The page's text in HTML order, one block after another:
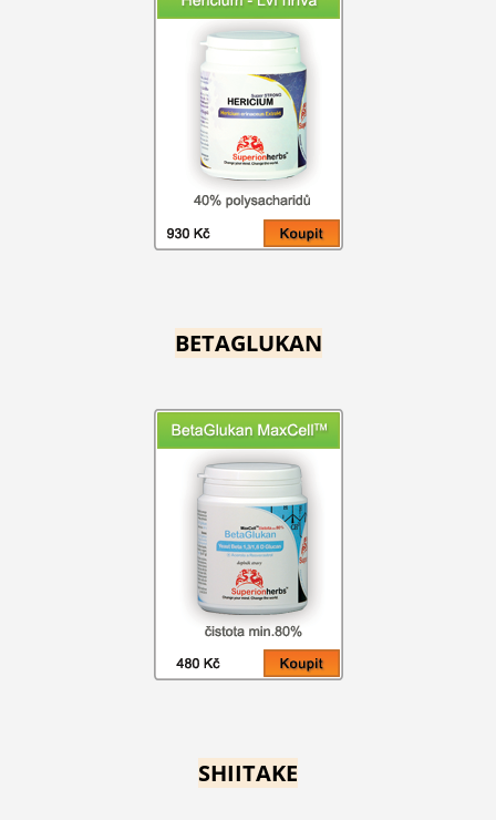
BETAGLUKAN
SHIITAKE